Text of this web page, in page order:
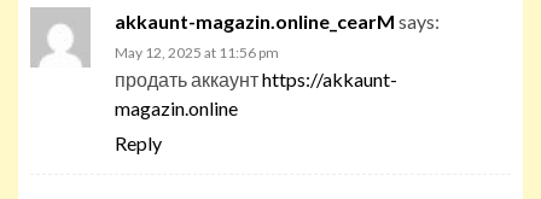
akkaunt-magazin.online_cearM says:
May 12, 2025 at 11:56 pm
продать аккаунтhttps://akkaunt-
magazin.online
Reply